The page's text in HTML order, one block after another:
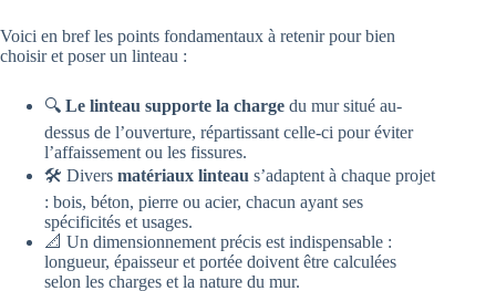
Voici en bref les points fondamentaux à retenir pour bien
choisir et poser un linteau :
🔍 Le linteau supporte la charge du mur situé au-
dessus de l’ouverture, répartissant celle-ci pour éviter
l’affaissement ou les fissures.
🛠️ Divers matériaux linteau s’adaptent à chaque projet
: bois, béton, pierre ou acier, chacun ayant ses
spécificités et usages.
📐 Un dimensionnement précis est indispensable :
longueur, épaisseur et portée doivent être calculées
selon les charges et la nature du mur.